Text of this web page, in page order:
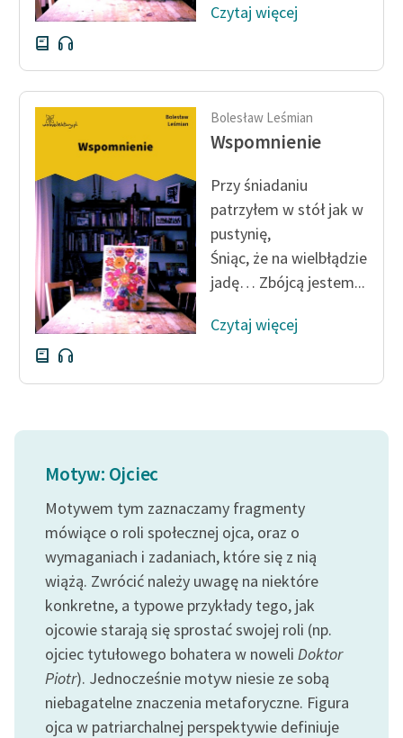
Odkurzamy bohaterów
Szkoła Poezji Wolnych
O nas
O projekcie
Zespół
Zasady wykorzystania
Wolnych Lektur
Logotypy
Polityka prywatności
Regulamin biblioteki
Dane fundacji i
sprawozdania finansowe
Regulamin darowizn
Informacja o treściach
wrażliwych
Deklaracja dostępności
Czytaj więcej
Bolesław Leśmian
Wspomnienie
Przy śniadaniu
patrzyłem w stół jak w
pustynię,
Śniąc, że na wielbłądzie
jadę… Zbójcą jestem...
Czytaj więcej
Motyw: Ojciec
Motywem tym zaznaczamy fragmenty
mówiące o roli społecznej ojca, oraz o
wymaganiach i zadaniach, które się z nią
wiążą. Zwrócić należy uwagę na niektóre
konkretne, a typowe przykłady tego, jak
ojcowie starają się sprostać swojej roli (np.
ojciec tytułowego bohatera w noweli Doktor
Piotr). Jednocześnie motyw niesie ze sobą
niebagatelne znaczenia metaforyczne. Figura
ojca w patriarchalnej perspektywie definiuje